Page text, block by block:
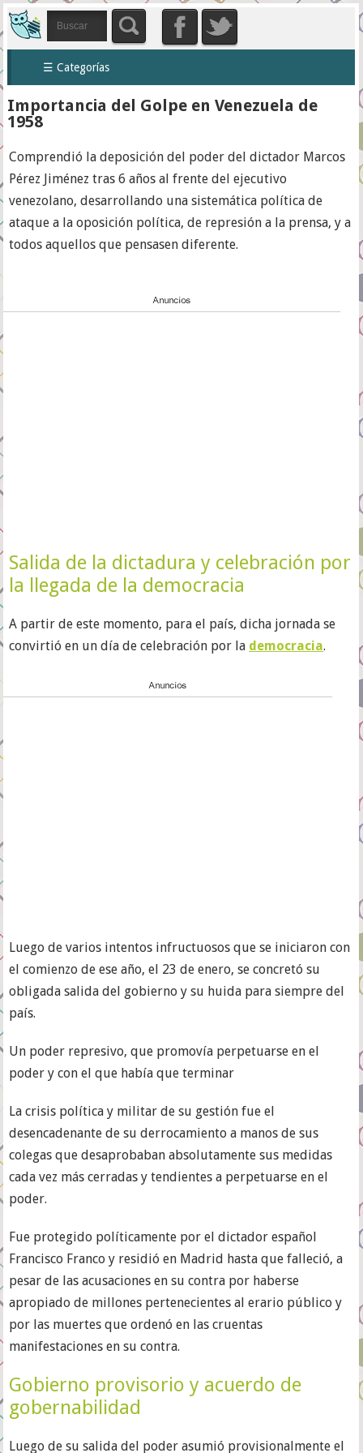
☰ Categorías
Importancia del Golpe en Venezuela de
1958
Comprendió la deposición del poder del dictador Marcos
Pérez Jiménez tras 6 años al frente del ejecutivo
venezolano, desarrollando una sistemática política de
ataque a la oposición política, de represión a la prensa, y a
todos aquellos que pensasen diferente.
Salida de la dictadura y celebración por
la llegada de la democracia
A partir de este momento, para el país, dicha jornada se
convirtió en un día de celebración por la democracia.
Luego de varios intentos infructuosos que se iniciaron con
el comienzo de ese año, el 23 de enero, se concretó su
obligada salida del gobierno y su huida para siempre del
país.
Un poder represivo, que promovía perpetuarse en el
poder y con el que había que terminar
La crisis política y militar de su gestión fue el
desencadenante de su derrocamiento a manos de sus
colegas que desaprobaban absolutamente sus medidas
cada vez más cerradas y tendientes a perpetuarse en el
poder.
Fue protegido políticamente por el dictador español
Francisco Franco y residió en Madrid hasta que falleció, a
pesar de las acusaciones en su contra por haberse
apropiado de millones pertenecientes al erario público y
por las muertes que ordenó en las cruentas
manifestaciones en su contra.
Gobierno provisorio y acuerdo de
gobernabilidad
Luego de su salida del poder asumió provisionalmente el